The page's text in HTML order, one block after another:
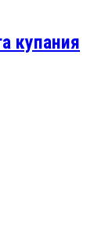
купания